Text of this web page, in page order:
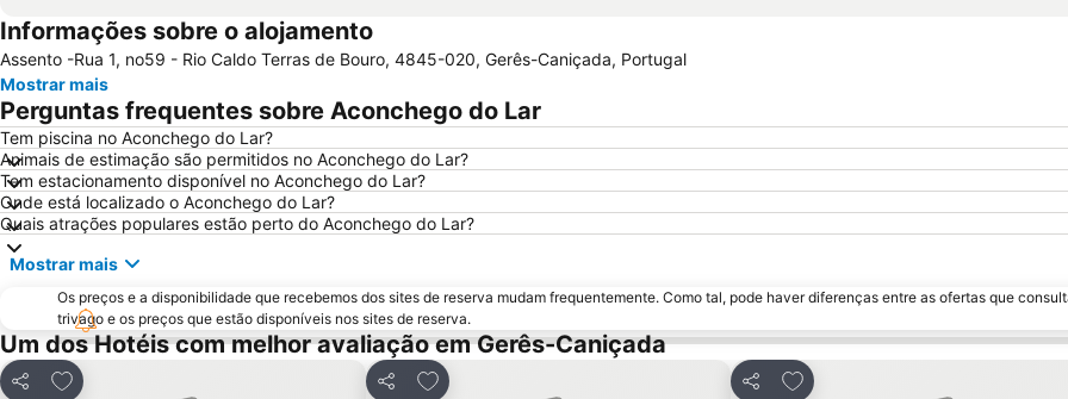
Informações sobre o alojamento
Assento -Rua 1, no59 - Rio Caldo Terras de Bouro, 4845-020, Gerês-Caniçada, Portugal
Mostrar mais
Perguntas frequentes sobre Aconchego do Lar
Tem piscina no Aconchego do Lar?
Animais de estimação são permitidos no Aconchego do Lar?
Tem estacionamento disponível no Aconchego do Lar?
Onde está localizado o Aconchego do Lar?
Quais atrações populares estão perto do Aconchego do Lar?
Mostrar mais
Os preços e a disponibilidade que recebemos dos sites de reserva mudam frequentemente. Como tal, pode haver diferenças entre as ofertas que
trivago e os preços que estão disponíveis nos sites de reserva.
Um dos Hotéis com melhor avaliação em Gerês-Caniçada
Partilhar
Adicionar aos favoritos
Partilhar
Adicionar aos favoritos
Partilhar
Adicionar aos favoritos